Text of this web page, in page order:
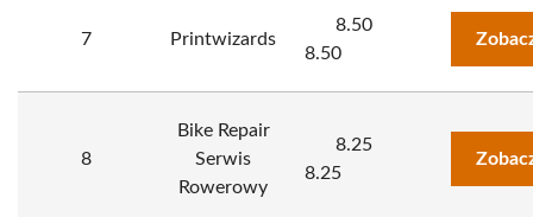
7 Printwizards
8.50
8.50
8
Bike Repair
Serwis
Rowerowy
8.25
8.25